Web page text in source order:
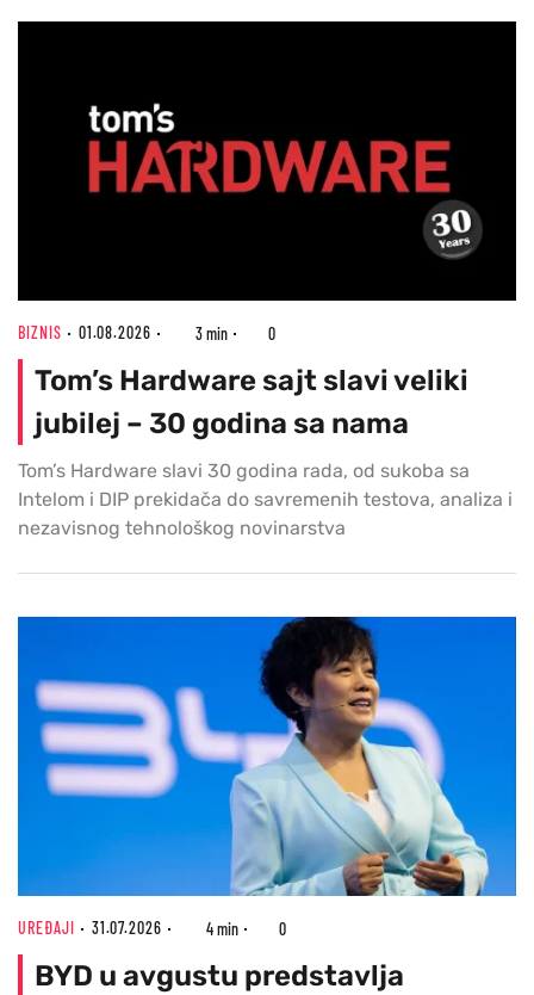
BIZNIS 01.08.2026 3 min 0
Tom’s Hardware sajt slavi veliki
jubilej – 30 godina sa nama
Tom’s Hardware slavi 30 godina rada, od sukoba sa
Intelom i DIP prekidača do savremenih testova, analiza i
nezavisnog tehnološkog novinarstva
UREĐAJI 31.07.2026 4 min 0
BYD u avgustu predstavlja